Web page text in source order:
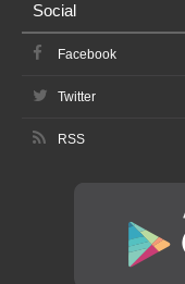
Social
Facebook
Twitter
RSS